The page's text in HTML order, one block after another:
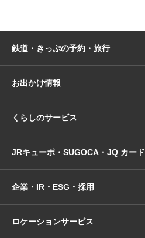
鉄道・きっぷの予約・旅行
お出かけ情報
くらしのサービス
JRキューポ・SUGOCA・JQ カード
企業・IR・ESG・採用
ロケーションサービス